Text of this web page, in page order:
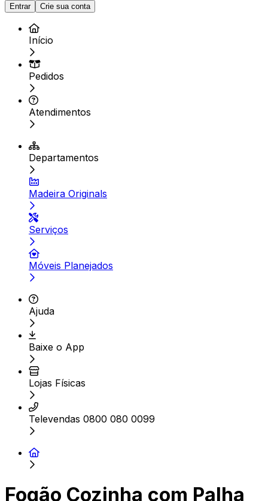
Entrar Crie sua conta
Início
Pedidos
Atendimentos
Departamentos
Madeira Originals
Serviços
Móveis Planejados
Ajuda
Baixe o App
Lojas Físicas
Televendas 0800 080 0099
Fogão Cozinha com Palha